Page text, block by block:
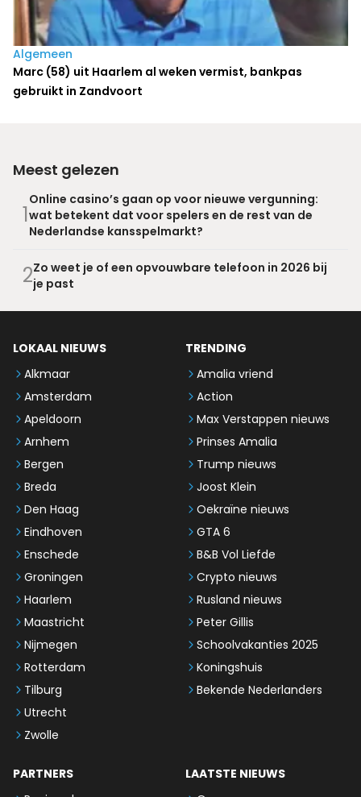
Algemeen
Marc (58) uit Haarlem al weken vermist, bankpas
gebruikt in Zandvoort
Meest gelezen
1
Online casino’s gaan op voor nieuwe vergunning:
wat betekent dat voor spelers en de rest van de
Nederlandse kansspelmarkt?
2Zo weet je of een opvouwbare telefoon in 2026 bij
je past
LOKAAL NIEUWS
Alkmaar
Amsterdam
Apeldoorn
Arnhem
Bergen
Breda
Den Haag
Eindhoven
Enschede
Groningen
Haarlem
Maastricht
Nijmegen
Rotterdam
Tilburg
Utrecht
Zwolle
TRENDING
Amalia vriend
Action
Max Verstappen nieuws
Prinses Amalia
Trump nieuws
Joost Klein
Oekraïne nieuws
GTA 6
B&B Vol Liefde
Crypto nieuws
Rusland nieuws
Peter Gillis
Schoolvakanties 2025
Koningshuis
Bekende Nederlanders
PARTNERS
LAATSTE NIEUWS